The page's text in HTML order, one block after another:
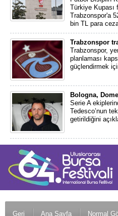
Türkiye Kupası
Trabzonspor'a
bin TL para
Trabzonspor
Trabzonspor,
planlaması
güçlendirmek
Bologna,
Serie A
Tedesco’nun
getirildiğini
Geri Ana Sayfa Normal